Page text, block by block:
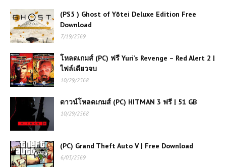
โหลดเกมส์ (PC) ฟรี Carmageddon:
มันส์ เล่นฟรีครบทุกความเดือด 🚗💥
โหลดเกมส์ Far Cry 2 | Free
Download
โหลดเกมส์ (PC) ฟรี Firefighting
Simulator: Ignite เกมนักผจญเพลิงสุด
สมจริง ลุยกู้ภัยทุกสถานการณ์
(PS5 ) Ghost of Yōtei Deluxe Edition Free
Download
7/19/2569
โหลดเกมส์ (PC) ฟรี Yuri’s Revenge – Red Alert 2 |
ไฟล์เดียวจบ
10/29/2568
ดาวน์โหลดเกมส์ (PC) HITMAN 3 ฟรี | 51 GB
10/29/2568
(PC) Grand Theft Auto V | Free Download
6/03/2569